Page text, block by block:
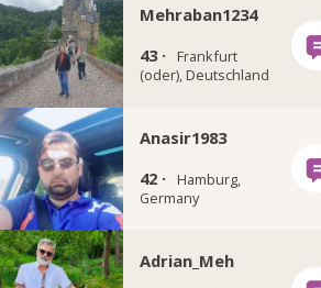
Mehraban1234
43 ·
Frankfurt
(oder), Deutschland
Anasir1983
42 ·
Hamburg,
Germany
Adrian_Meh